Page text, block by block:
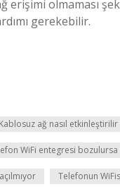
erişimi olmaması
gerekebilir.
Kablosuz ağ nasıl etkinleştirilir
WiFi entegresi
Telefonun